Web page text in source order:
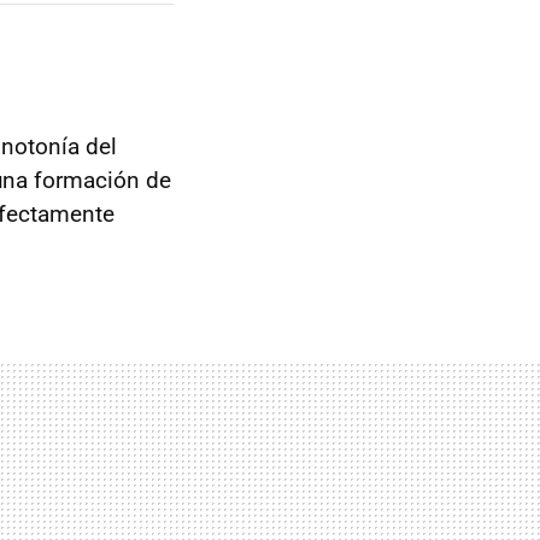
del
formación de